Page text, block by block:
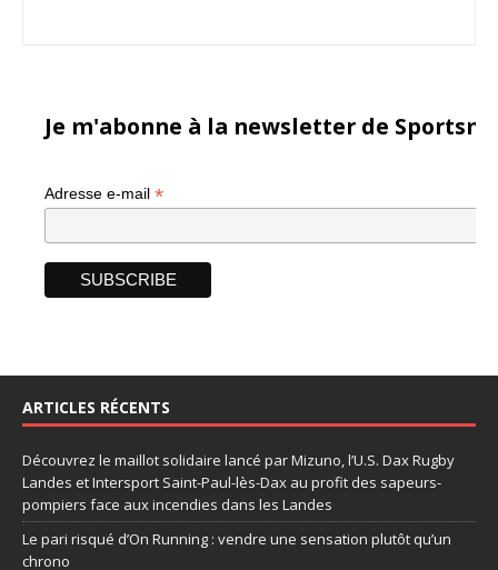
Je m'abonne à la newsletter de
Adresse e-mail *
ARTICLES RÉCENTS
Découvrez le maillot solidaire lancé par Mizuno, l’U.S. Dax Rugby
Landes et Intersport Saint-Paul-lès-Dax au profit des sapeurs-
pompiers face aux incendies dans les Landes
Le pari risqué d’On Running : vendre une sensation plutôt qu’un
chrono